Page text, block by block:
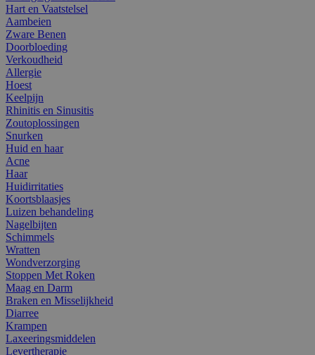
Hart en Vaatstelsel
Aambeien
Zware Benen
Doorbloeding
Verkoudheid
Allergie
Hoest
Keelpijn
Rhinitis en Sinusitis
Zoutoplossingen
Snurken
Huid en haar
Acne
Haar
Huidirritaties
Koortsblaasjes
Luizen behandeling
Nagelbijten
Schimmels
Wratten
Wondverzorging
Stoppen Met Roken
Maag en Darm
Braken en Misselijkheid
Diarree
Krampen
Laxeeringsmiddelen
Levertherapie